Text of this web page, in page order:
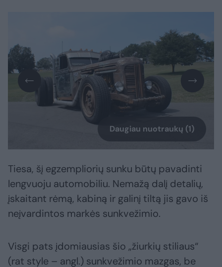
Daugiau nuotraukų (1)
Tiesa, šį egzempliorių sunku būtų pavadinti
lengvuoju automobiliu. Nemažą dalį detalių,
įskaitant rėmą, kabiną ir galinį tiltą jis gavo iš
neįvardintos markės sunkvežimio.
Visgi pats įdomiausias šio „žiurkių stiliaus“
(rat style – angl.) sunkvežimio mazgas, be